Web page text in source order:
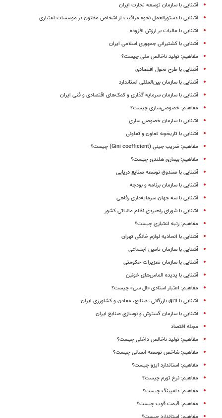
آشنایی با سازمان توسعه تجارت ایران
آشنایی با دستورالعمل نحوه مراقبت از اشخاص مظنون در موسسات اعتباری
آشنایی با مالیات بر ارزش افزوده
آشنایی با کشتیرانی جمهوری اسلامی ایران
مفاهیم: تولید ناخالص ملی چیست؟
آشنایی با طرح تحول اقتصادی
آشنایی با سازمان بین‌المللی استاندارد
آشنایی با سازمان سرمایه گذاری و کمک‌های اقتصادی و فنی ایران
مفاهیم: خصوصی‌سازی چیست؟
آشنایی با سازمان خصوصی‌ سازی
آشنایی با تاریخچه‌ تعاون و تعاونی
مفاهیم: ضریب جینی (Gini coefficient) چیست؟
مفاهیم: بیماری هلندی چیست؟
آشنایی با صندوق توسعه صنایع دریایی
آشنایى با سازمان برنامه و بودجه
آشنایی با سه جهان سرمایه­‌داری رفاهی
آشنایی با شورای راهبردی نظام مالیاتی کشور
مفاهیم: رتبه‌ اعتباری چیست؟
آشنایی با اتحادیه لوازم خانگی تهران
آشنایی با سازمان تامین اجتماعی
آشنایی با سازمان تعزیرات حکومتی
آشنایی با پدیده الماس‌های خونین
مفاهیم: اعتبار اسنادی «ال سی» چیست؟
آشنایی با اتاق بازرگانی، صنایع، معادن و کشاورزی ایران
آشنایی با سازمان گسترش و نوسازی صنایع ایران
مجله اقتصاد
مفاهیم: تولید ناخالص داخلی چیست؟
مفاهیم: شاخص توسعه انسانی چیست؟
مفاهیم: استاندارد ایزو چیست؟
مفاهیم: نرخ تورم چیست؟
مفاهیم: دامپینگ چیست؟
مفاهیم: قیمت فوب چیست؟